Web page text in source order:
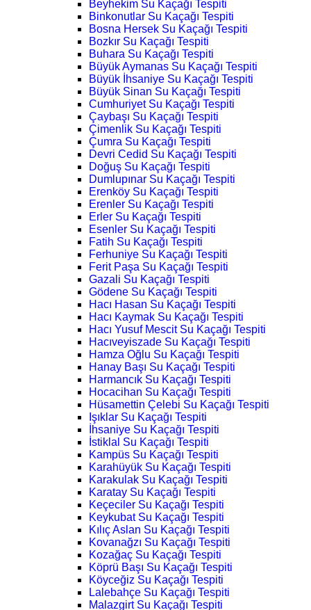
Beyhekim Su Kaçağı Tespiti
Binkonutlar Su Kaçağı Tespiti
Bosna Hersek Su Kaçağı Tespiti
Bozkır Su Kaçağı Tespiti
Buhara Su Kaçağı Tespiti
Büyük Aymanas Su Kaçağı Tespiti
Büyük İhsaniye Su Kaçağı Tespiti
Büyük Sinan Su Kaçağı Tespiti
Cumhuriyet Su Kaçağı Tespiti
Çaybaşı Su Kaçağı Tespiti
Çimenlik Su Kaçağı Tespiti
Çumra Su Kaçağı Tespiti
Devri Cedid Su Kaçağı Tespiti
Doğuş Su Kaçağı Tespiti
Dumlupınar Su Kaçağı Tespiti
Erenköy Su Kaçağı Tespiti
Erenler Su Kaçağı Tespiti
Erler Su Kaçağı Tespiti
Esenler Su Kaçağı Tespiti
Fatih Su Kaçağı Tespiti
Ferhuniye Su Kaçağı Tespiti
Ferit Paşa Su Kaçağı Tespiti
Gazali Su Kaçağı Tespiti
Gödene Su Kaçağı Tespiti
Hacı Hasan Su Kaçağı Tespiti
Hacı Kaymak Su Kaçağı Tespiti
Hacı Yusuf Mescit Su Kaçağı Tespiti
Hacıveyiszade Su Kaçağı Tespiti
Hamza Oğlu Su Kaçağı Tespiti
Hanay Başı Su Kaçağı Tespiti
Harmancık Su Kaçağı Tespiti
Hocacihan Su Kaçağı Tespiti
Hüsamettin Çelebi Su Kaçağı Tespiti
Işıklar Su Kaçağı Tespiti
İhsaniye Su Kaçağı Tespiti
İstiklal Su Kaçağı Tespiti
Kampüs Su Kaçağı Tespiti
Karahüyük Su Kaçağı Tespiti
Karakulak Su Kaçağı Tespiti
Karatay Su Kaçağı Tespiti
Keçeciler Su Kaçağı Tespiti
Keykubat Su Kaçağı Tespiti
Kılıç Aslan Su Kaçağı Tespiti
Kovanağzı Su Kaçağı Tespiti
Kozağaç Su Kaçağı Tespiti
Köprü Başı Su Kaçağı Tespiti
Köyceğiz Su Kaçağı Tespiti
Lalebahçe Su Kaçağı Tespiti
Malazgirt Su Kaçağı Tespiti